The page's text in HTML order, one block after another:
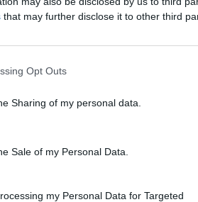
that may further disclose it to other third
Opt Outs
Sharing of my personal data.
Sale of my Personal Data.
my Personal Data for Targeted